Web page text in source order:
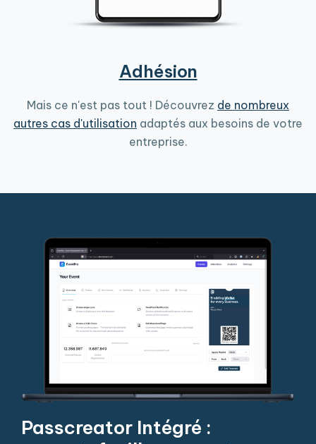
Adhésion
Mais ce n'est pas tout ! Découvrez de nombreux
autres cas d'utilisation adaptés aux besoins de votre
entreprise.
Passcreator Intégré :